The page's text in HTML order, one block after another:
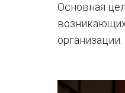
Основная
организации.